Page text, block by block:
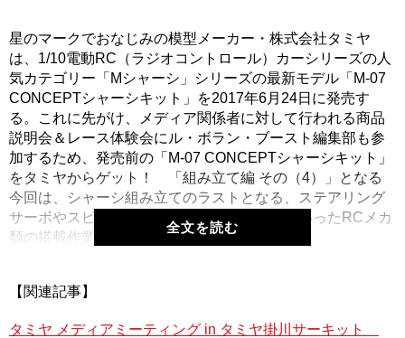
星のマークでおなじみの模型メーカー・株式会社タミヤ
は、1/10電動RC（ラジオコントロール）カーシリーズの人
気カテゴリー「Mシャーシ」シリーズの最新モデル「M-07
CONCEPTシャーシキット」を2017年6月24日に発売す
る。これに先がけ、メディア関係者に対して行われる商品
説明会＆レース体験会にル・ボラン・ブースト編集部も参
加するため、発売前の「M-07 CONCEPTシャーシキット」
をタミヤからゲット！ 「組み立て編 その（4）」となる
今回は、シャーシ組み立てのラストとなる、ステアリング
サーボやスピードコントローラー、受信機といったRCメカ
類の搭載作業を進めていく。
プロポの動作を確認する
RCメカ類の組み付け前に、それらがきちんと動くかどうか
全文を読む
【関連記事】
タミヤ メディアミーティング in タミヤ掛川サーキット